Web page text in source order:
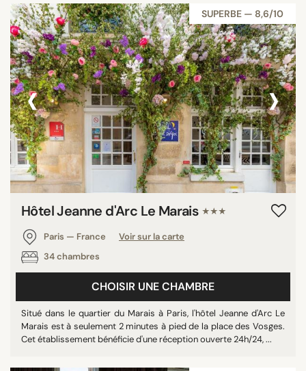
SUPERBE — 8,6/10
‹ ›
Hôtel Jeanne d'Arc Le Marais ★★★
Paris — France
Voir sur la carte
34 chambres
CHOISIR UNE CHAMBRE
Situé dans le quartier du Marais à Paris, l'hôtel Jeanne d'Arc Le
Marais est à seulement 2 minutes à pied de la place des Vosges.
Cet établissement bénéficie d'une réception ouverte 24h/24, ...